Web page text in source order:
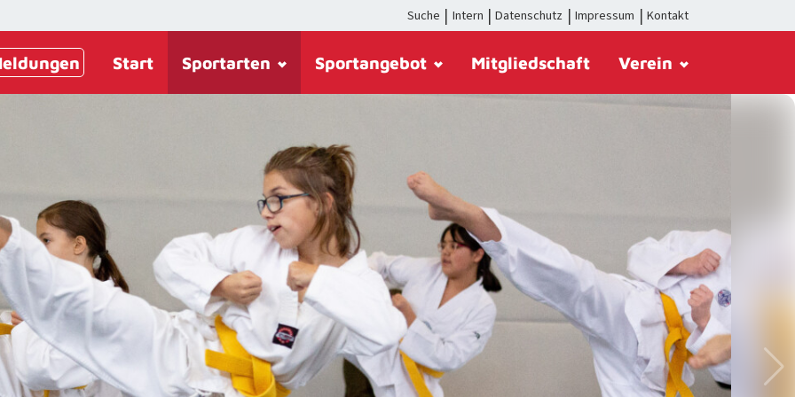
Suche Intern Datenschutz Impressum Kontakt
Start Sportarten Sportangebot Mitgliedschaft Verein